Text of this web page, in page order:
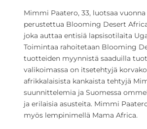
Mimmi Paatero, 33, luotsaa vuonna
perustettua Blooming Desert
joka auttaa entisiä lapsisotilaita
Toimintaa rahoitetaan Blooming
tuotteiden myynnistä saaduilla
valikoimassa on itsetehtyjä
afrikkalaisista kankaista tehtyjä
suunnittelemia ja Suomessa
ja erilaisia asusteita. Mimmi
myös lempinimellä Mama Africa.